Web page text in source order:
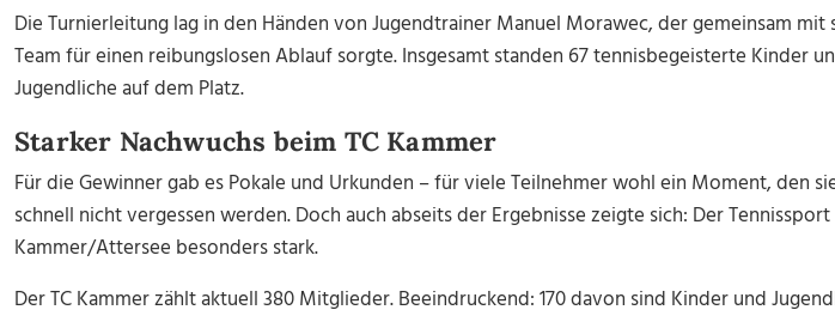
Die Turnierleitung lag in den Händen von Jugendtrainer Manuel Morawec, der gemeinsam mit
Team für einen reibungslosen Ablauf sorgte. Insgesamt standen 67 tennisbegeisterte Kinder
Jugendliche auf dem Platz.
Starker Nachwuchs beim TC Kammer
Für die Gewinner gab es Pokale und Urkunden – für viele Teilnehmer wohl ein Moment, den
schnell nicht vergessen werden. Doch auch abseits der Ergebnisse zeigte sich: Der
Kammer/Attersee besonders stark.
Der TC Kammer zählt aktuell 380 Mitglieder. Beeindruckend: 170 davon sind Kinder und